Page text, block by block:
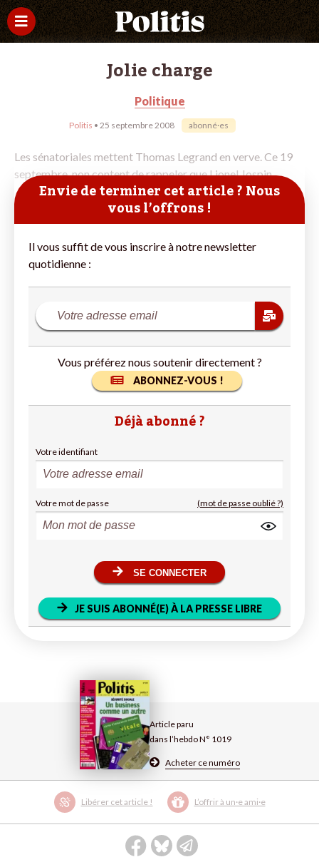
Jolie charge
Politique
Politis • 25 septembre 2008 abonné·es
Article paru
dans l’hebdo N° 1019
Acheter ce numéro
Libérer cet article ! L’offrir à un·e ami·e
Les sénatoriales mettent Thomas Legrand en verve. Ce 19
septembre, non content de rappeler que Lionel Jospin
Envie de terminer cet article ? Nous
vous l’offrons !
Il vous suffit de vous inscrire à notre newsletter
quotidienne :
Vous préférez nous soutenir directement ?
ABONNEZ-VOUS !
Déjà abonné ?
Votre identifiant
Votre mot de passe (mot de passe oublié ?)
SE CONNECTER
JE SUIS ABONNÉ(E) À LA PRESSE LIBRE